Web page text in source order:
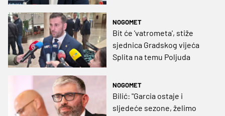
NOGOMET
Bit će 'vatrometa', stiže
sjednica Gradskog vijeća
Splita na temu Poljuda
NOGOMET
Bilić: "Garcia ostaje i
sljedeće sezone, želimo